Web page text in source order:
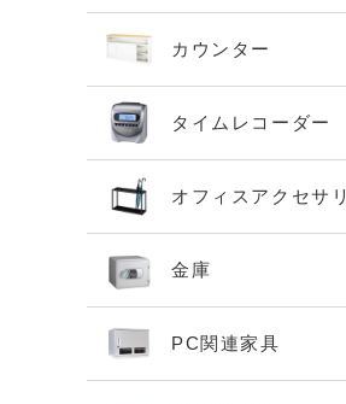
カウンター
タイムレコーダー
オフィスアクセサリ
金庫
PC関連家具